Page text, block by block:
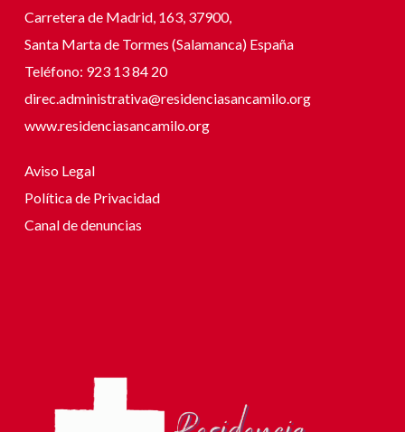
Carretera de Madrid, 163, 37900,
Santa Marta de Tormes (Salamanca) España
Teléfono: 923 13 84 20
direc.administrativa@residenciasancamilo.org
www.residenciasancamilo.org
Aviso Legal
Política de Privacidad
Canal de denuncias